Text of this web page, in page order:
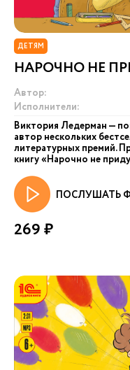
ДЕТЯМ
НАРОЧНО НЕ
Автор:
Исполнители:
Виктория Ледерман —
автор нескольких
литературных премий.
книгу «Нарочно не
ПОСЛУШАТЬ
269 ₽